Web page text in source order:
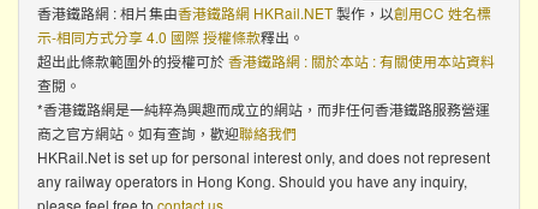
香港鐵路網 : 相片集由香港鐵路網 HKRail.NET製作，以創用CC 姓名標
示-相同方式分享 4.0 國際 授權條款釋出。
超出此條款範圍外的授權可於香港鐵路網 : 關於本站 : 有關使用本站資料
查閱。
*香港鐵路網是一純粹為興趣而成立的網站，而非任何香港鐵路服務營運
商之官方網站。如有查詢，歡迎聯絡我們
HKRail.Net is set up for personal interest only, and does not represent
any railway operators in Hong Kong. Should you have any inquiry,
please feel free to contact us